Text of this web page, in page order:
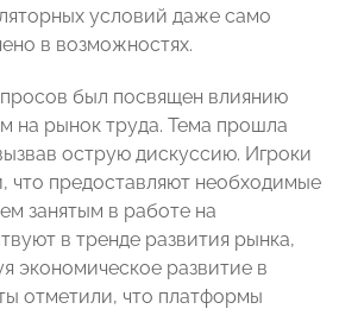
условий даже само
в возможностях.
был посвящен влиянию
на рынок труда. Тема прошла
острую дискуссию. Игроки
что предоставляют необходимые
занятым в работе на
в тренде развития рынка,
экономическое развитие в
отметили, что платформы